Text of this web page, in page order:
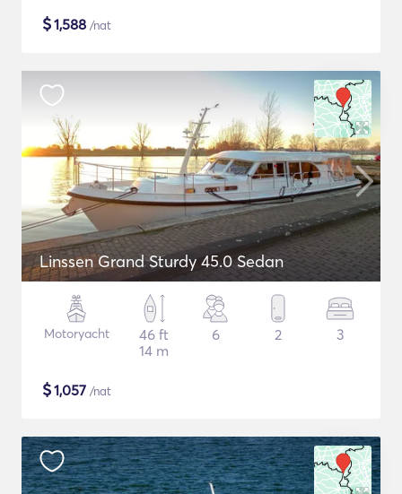
$1,588 /nat
Linssen Grand Sturdy 45.0 Sedan
Motoryacht
46 ft
14 m
6 2 3
$1,057 /nat